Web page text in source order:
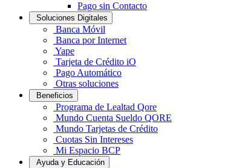
Pago sin Contacto
Soluciones Digitales
Banca Móvil
Banca por Internet
Yape
Tarjeta de Crédito iO
Pago Automático
Otras soluciones
Beneficios
Programa de Lealtad Qore
Mundo Cuenta Sueldo QORE
Mundo Tarjetas de Crédito
Cuotas Sin Intereses
Mi Espacio BCP
Ayuda y Educación